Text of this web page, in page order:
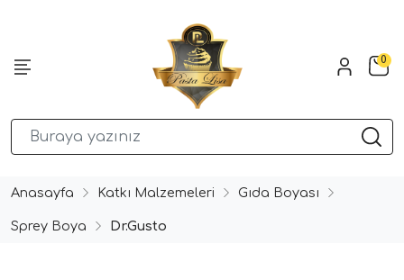
0
Anasayfa Katkı Malzemeleri Gıda Boyası
Sprey Boya Dr.Gusto